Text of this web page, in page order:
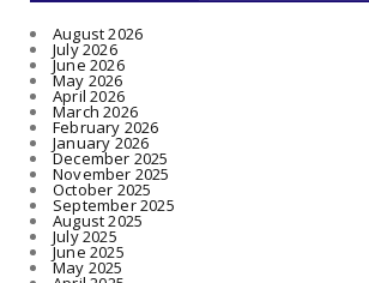
August 2026
July 2026
June 2026
May 2026
April 2026
March 2026
February 2026
January 2026
December 2025
November 2025
October 2025
September 2025
August 2025
July 2025
June 2025
May 2025